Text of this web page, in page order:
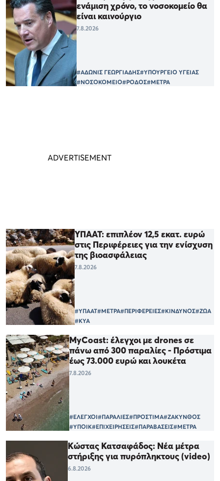
ενάμιση χρόνο, το νοσοκομείο θα
είναι καινούργιο
7.8.2026
#ΑΔΩΝΙΣ ΓΕΩΡΓΙΑΔΗΣ#ΥΠΟΥΡΓΕΙΟ ΥΓΕΙΑΣ
#ΝΟΣΟΚΟΜΕΙΟ#ΡΟΔΟΣ#ΜΕΤΡΑ
ΥΠΑΑΤ: επιπλέον 12,5 εκατ. ευρώ
στις Περιφέρειες για την ενίσχυση
της βιοασφάλειας
7.8.2026
#ΥΠΑΑΤ#ΜΕΤΡΑ#ΠΕΡΙΦΕΡΕΙΕΣ#ΚΙΝΔΥΝΟΣ#ΖΩΑ
#ΚΥΑ
MyCoast: έλεγχοι με drones σε
πάνω από 300 παραλίες - Πρόστιμα
έως 73.000 ευρώ και λουκέτα
7.8.2026
#ΕΛΕΓΧΟΙ#ΠΑΡΑΛΙΕΣ#ΠΡΟΣΤΙΜΑ#ΖΑΚΥΝΘΟΣ
#ΥΠΟΙΚ#ΕΠΙΧΕΙΡΗΣΕΙΣ#ΠΑΡΑΒΑΣΕΙΣ#ΜΕΤΡΑ
Κώστας Κατσαφάδος: Νέα μέτρα
στήριξης για πυρόπληκτους (video)
6.8.2026